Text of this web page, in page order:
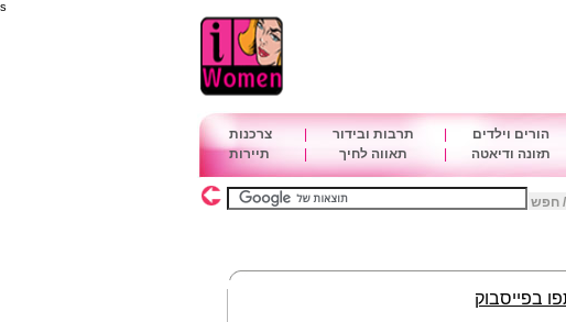
s
הורים וילדים תרבות ובידור
צרכנות
תזונה ודיאטה תאווה לחיך תיירות
/ חפש
בפייסבוק